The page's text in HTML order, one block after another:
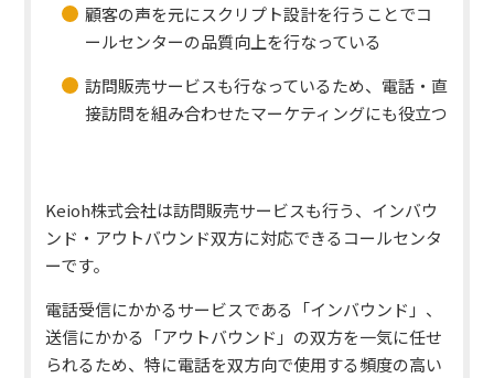
顧客の声を元にスクリプト設計を行うことでコ
ールセンターの品質向上を行なっている
訪問販売サービスも行なっているため、電話・直
接訪問を組み合わせたマーケティングにも役立つ
Keioh株式会社は訪問販売サービスも行う、インバウ
ンド・アウトバウンド双方に対応できるコールセンタ
ーです。
電話受信にかかるサービスである「インバウンド」、
送信にかかる「アウトバウンド」の双方を一気に任せ
られるため、特に電話を双方向で使用する頻度の高い